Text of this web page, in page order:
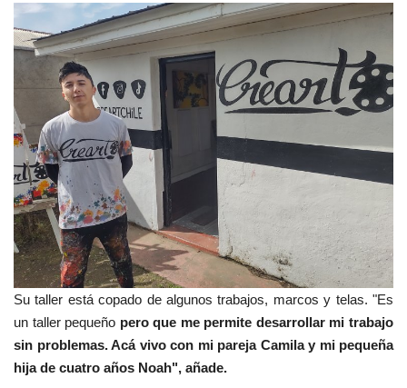
Su taller está copado de algunos trabajos, marcos y telas. "Es
un taller pequeño pero que me permite desarrollar mi trabajo
sin problemas. Acá vivo con mi pareja Camila y mi pequeña
hija de cuatro años Noah", añade.